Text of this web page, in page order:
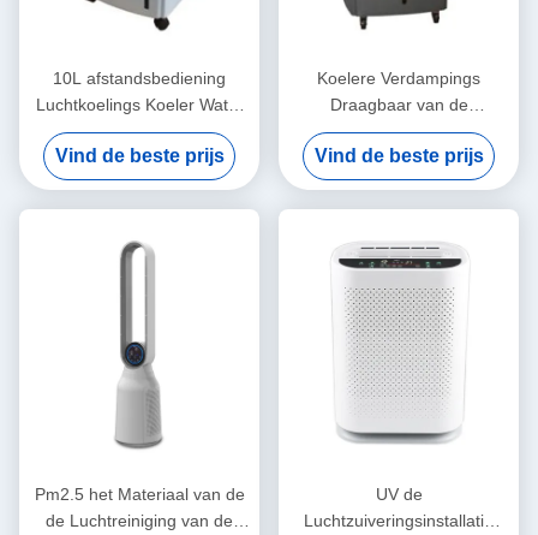
10L afstandsbediening
Luchtkoelings Koeler Water
die voor Grote Zaal
verdampen
Vind de beste prijs
Koelere Verdampings
Draagbaar van de
afstandsbediening40l Lucht
voor Binnen Openlucht
Vind de beste prijs
Pm2.5 het Materiaal van de
de Luchtreiniging van de
UV de
Luchtzuiveringsinstallatie